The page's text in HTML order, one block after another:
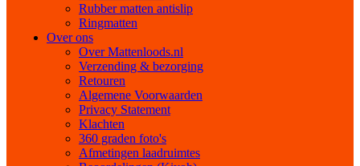
Rubber matten antislip
Ringmatten
Over ons
Over Mattenloods.nl
Verzending & bezorging
Retouren
Algemene Voorwaarden
Privacy Statement
Klachten
360 graden foto's
Afmetingen laadruimtes